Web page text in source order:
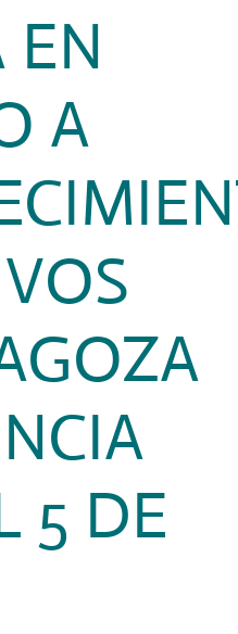
EN
A
5 DE